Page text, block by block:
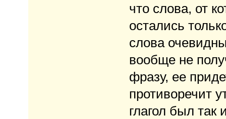
что слова, от
остались
слова
вообще не
фразу, ее
противоречит
глагол был так